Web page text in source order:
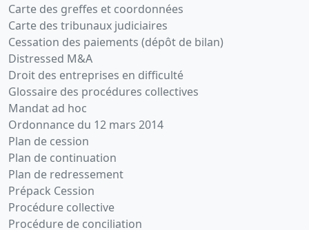
Carte des greffes et coordonnées
Carte des tribunaux judiciaires
Cessation des paiements (dépôt de bilan)
Distressed M&A
Droit des entreprises en difficulté
Glossaire des procédures collectives
Mandat ad hoc
Ordonnance du 12 mars 2014
Plan de cession
Plan de continuation
Plan de redressement
Prépack Cession
Procédure collective
Procédure de conciliation